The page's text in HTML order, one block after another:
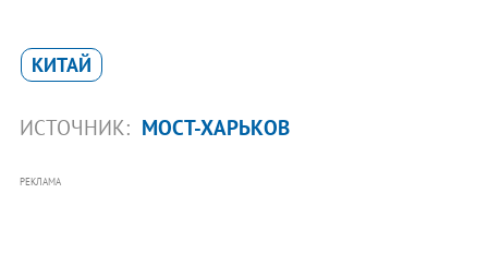
КИТАЙ
ИСТОЧНИК: МОСТ-ХАРЬКОВ
РЕКЛАМА